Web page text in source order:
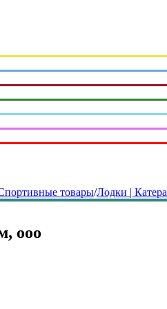
товары/Лодки | Катера
ооо